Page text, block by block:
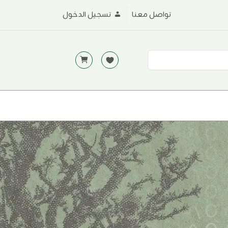
تواصل معنا تسجيل الدخول